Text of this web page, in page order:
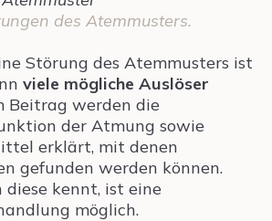
des Atemmusters.
Störung des Atemmusters ist
viele mögliche Auslöser
Beitrag werden die
der Atmung sowie
erklärt, mit denen
gefunden werden können.
diese kennt, ist eine
möglich.